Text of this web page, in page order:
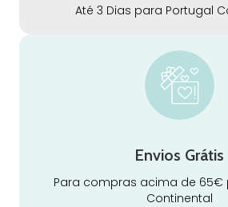
Até 3 Dias para Portugal
Envios Grátis
Para compras acima de 65€
Continental